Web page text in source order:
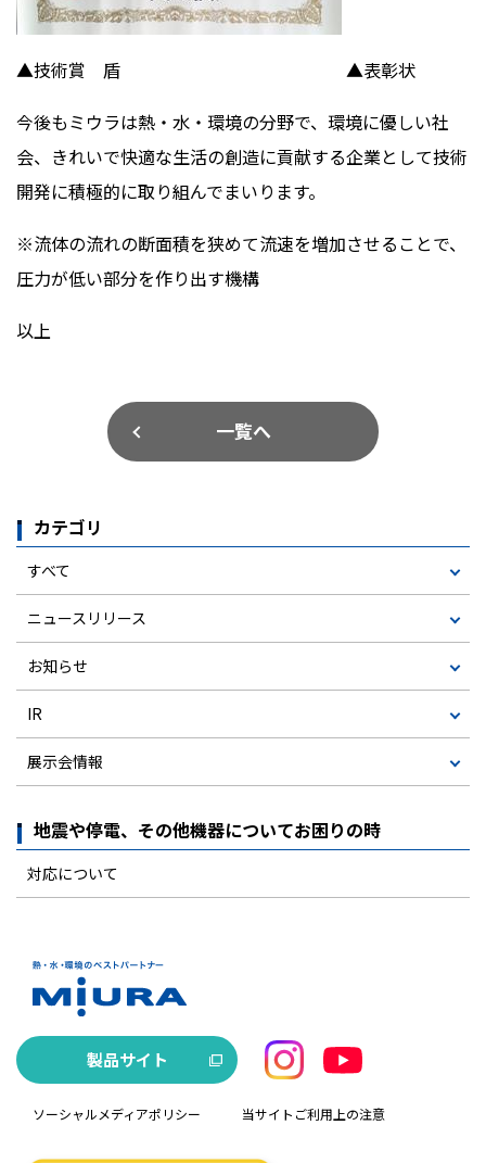
▲技術賞 盾 ▲表彰状
今後もミウラは熱・水・環境の分野で、環境に優しい社
会、きれいで快適な生活の創造に貢献する企業として技術
開発に積極的に取り組んでまいります。
※流体の流れの断面積を狭めて流速を増加させることで、
圧力が低い部分を作り出す機構
以上
一覧へ
カテゴリ
すべて
ニュースリリース
お知らせ
IR
展示会情報
地震や停電、その他機器についてお困りの時
対応について
製品サイト
ソーシャルメディアポリシー 当サイトご利用上の注意